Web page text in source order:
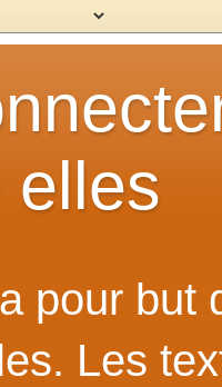
elles
pour but
Les